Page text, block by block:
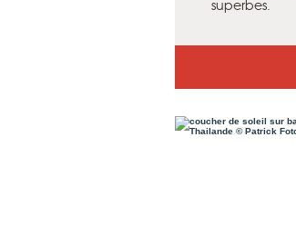
superbes.